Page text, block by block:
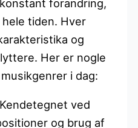
forandring,
tiden. Hver
og
Her er nogle
i dag:
ved
og brug af